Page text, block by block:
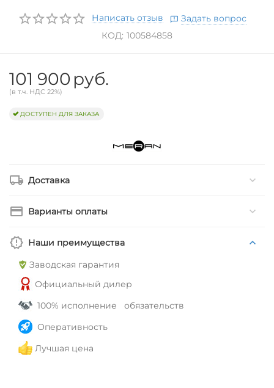
Написать отзыв
Задать вопрос
КОД: 100584858
101 900 руб.
(в т.ч. НДС 22%)
ДОСТУПЕН ДЛЯ ЗАКАЗА
Доставка
Варианты оплаты
Наши преимущества
Заводская гарантия
Официальный дилер
100% исполнение обязательств
Оперативность
Лучшая цена